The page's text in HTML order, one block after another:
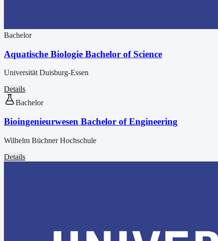
Bachelor
Aquatische Biologie Bachelor of Science
Universität Duisburg-Essen
Details
Bachelor
Bioingenieurwesen Bachelor of Engineering
Wilhelm Büchner Hochschule
Details